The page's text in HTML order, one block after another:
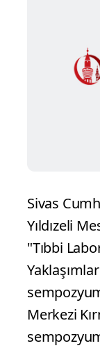
Sivas
Yıldızeli
"Tıbbi
Merkezi